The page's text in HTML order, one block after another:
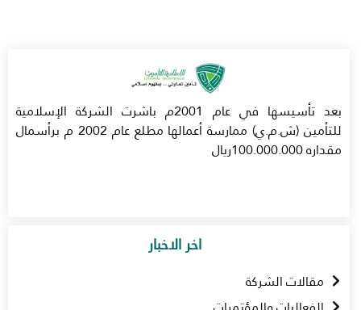
بعد تأسيسها في عام 2001م باشرت الشركة الإسلامية
للتأمين (ش.م.ي) ممارسة أعمالها مطلع عام 2002 م برأسمال
مقداره 100.000.000ريال
اخر الاخبار
مقالات الشركة